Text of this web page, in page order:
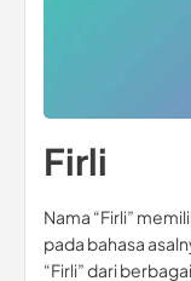
Firli
Nama “Firli”
pada bahasa
“Firli” dari